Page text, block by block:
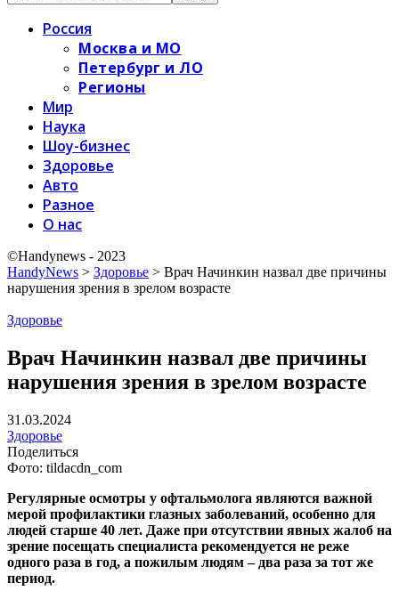
Россия
Москва и МО
Петербург и ЛО
Регионы
Мир
Наука
Шоу-бизнес
Здоровье
Авто
Разное
О нас
©Handynews - 2023
HandyNews > Здоровье > Врач Начинкин назвал две причины
нарушения зрения в зрелом возрасте
Здоровье
Врач Начинкин назвал две причины
нарушения зрения в зрелом возрасте
31.03.2024
Здоровье
Поделиться
Фото: tildacdn_com
Регулярные осмотры у офтальмолога являются важной
мерой профилактики глазных заболеваний, особенно для
людей старше 40 лет. Даже при отсутствии явных жалоб на
зрение посещать специалиста рекомендуется не реже
одного раза в год, а пожилым людям – два раза за тот же
период.